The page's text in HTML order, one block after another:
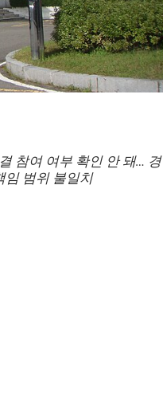
참여 여부 확인 안 돼… 경
임 범위 불일치